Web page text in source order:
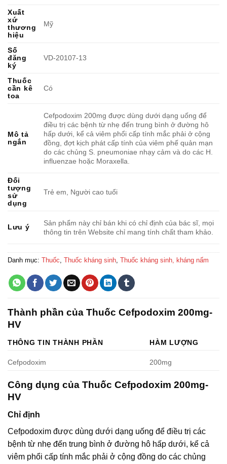
Xuất
xứ
thương
hiệu
Mỹ
Số
đăng
ký
VD-20107-13
Thuốc
cần kê
toa
Có
Mô tả
ngắn
Cefpodoxim 200mg được dùng dưới dạng uống để
điều trị các bệnh từ nhẹ đến trung bình ở đường hô
hấp dưới, kể cả viêm phổi cấp tính mắc phải ở cộng
đồng, đợt kịch phát cấp tính của viêm phế quản mạn
do các chủng S. pneumoniae nhạy cảm và do các H.
influenzae hoặc Moraxella.
Đối
tượng
sử
dụng
Trẻ em, Người cao tuổi
Lưu ý
Sản phẩm này chỉ bán khi có chỉ định của bác sĩ, mọi
thông tin trên Website chỉ mang tính chất tham khảo.
Danh mục: Thuốc Thuốc kháng sinh Thuốc kháng sinh, kháng nấm
Thành phần của Thuốc Cefpodoxim 200mg-
HV
THÔNG TIN THÀNH PHẦN HÀM LƯỢNG
Cefpodoxim 200mg
Công dụng của Thuốc Cefpodoxim 200mg-
HV
Chỉ định
Cefpodoxim được dùng dưới dạng uống để điều trị các
bệnh từ nhẹ đến trung bình ở đường hô hấp dưới, kể cả
viêm phổi cấp tính mắc phải ở cộng đồng do các chủng